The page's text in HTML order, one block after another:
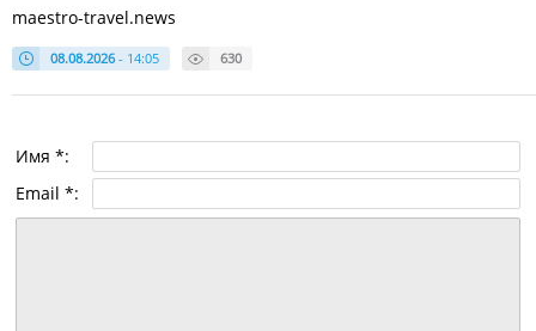
maestro-travel.news
08.08.2026- 14:05 630
Имя *:
Email *: